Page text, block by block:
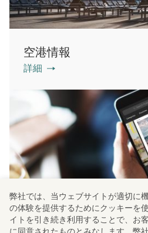
空港情報
詳細
弊社では、当ウェブサイトが適切に
の体験を提供するためにクッキーを
イトを引き続き利用することで、お
に同意されたものとみなします。弊